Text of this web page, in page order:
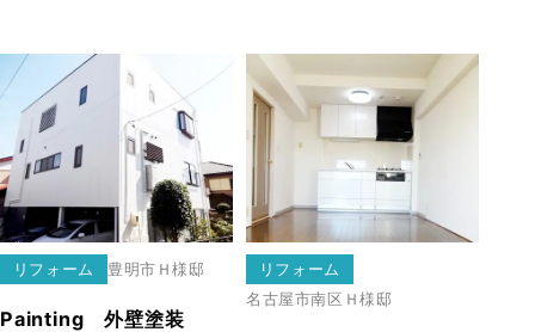
リフォーム 豊明市 Ｈ様邸
Painting 外壁塗装
リフォーム
名古屋市南区 Ｈ様邸